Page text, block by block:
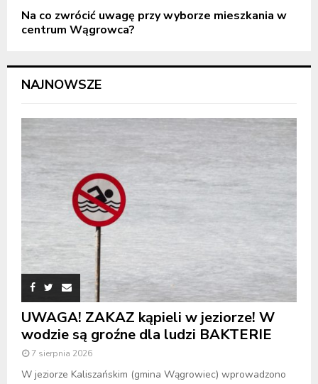
Na co zwrócić uwagę przy wyborze mieszkania w
centrum Wągrowca?
NAJNOWSZE
UWAGA! ZAKAZ kąpieli w jeziorze! W
wodzie są groźne dla ludzi BAKTERIE
7 sierpnia 2026
W jeziorze Kaliszańskim (gmina Wągrowiec) wprowadzono